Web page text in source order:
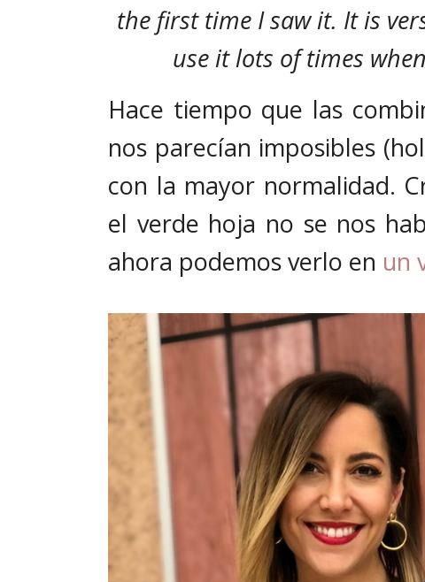
the first time I saw it. It is
use it lots of times
Hace tiempo que las
nos parecían imposibles
con la mayor normalidad.
el verde hoja no se nos
ahora podemos verlo en un